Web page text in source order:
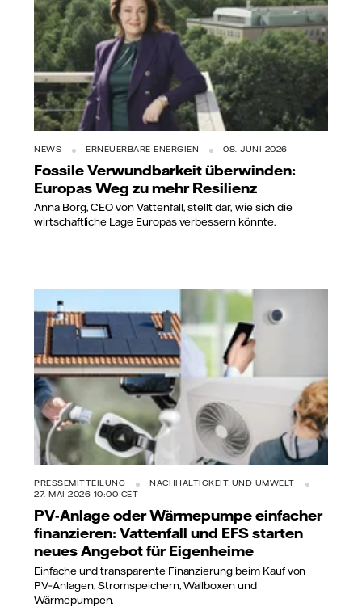
NEWS ERNEUERBARE ENERGIEN 08. JUNI 2026
Fossile Verwundbarkeit überwinden:
Europas Weg zu mehr Resilienz
Anna Borg, CEO von Vattenfall, stellt dar, wie sich die
wirtschaftliche Lage Europas verbessern könnte.
PRESSEMITTEILUNG
NACHHALTIGKEIT UND UMWELT
27. MAI 2026 10:00 CET
PV-Anlage oder Wärmepumpe einfacher
finanzieren: Vattenfall und EFS starten
neues Angebot für Eigenheime
Einfache und transparente Finanzierung beim Kauf von
PV‑Anlagen, Stromspeichern, Wallboxen und
Wärmepumpen.